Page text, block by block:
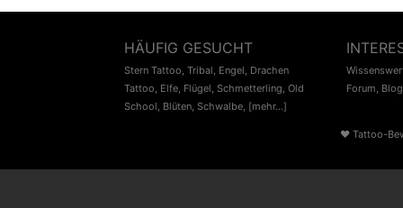
HÄUFIG GESUCHT
Stern Tattoo, Tribal, Engel, Drachen
Tattoo, Elfe, Flügel, Schmetterling, Old
School, Blüten, Schwalbe, [mehr...]
Forum, Blog
♥ Tattoo-